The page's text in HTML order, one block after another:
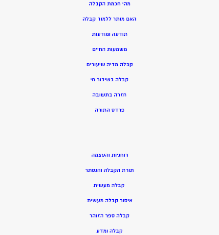
מהי חכמת הקבלה
האם מותר ללמוד קבלה
תודעה ומודעות
משמעות החיים
קבלה מדיה שיעורים
קבלה בשידור חי
חזרה בתשובה
פרדס התורה
רוחניות והעצמה
תורת הקבלה והנסתר
קבלה מעשית
איסור קבלה מעשית
קבלה ספר הזוהר
קבלה ומדע